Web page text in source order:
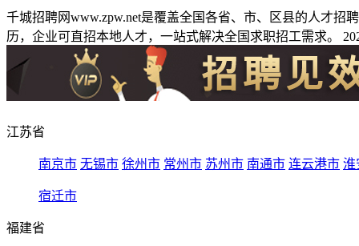
千城招聘网www.zpw.net是覆盖全国各省、市、区县的人才
历，企业可直招本地人才，一站式解决全国求职招工需求。
江苏省
南京市 无锡市 徐州市 常州市 苏州市 南通市 连云港市 淮
宿迁市
福建省